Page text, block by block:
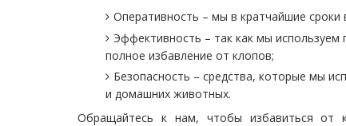
Оперативность – мы в кратчайшие
Эффективность – так как мы используем
полное избавление от клопов;
Безопасность – средства, которые мы
и домашних животных.
Обращайтесь к нам, чтобы избавиться от